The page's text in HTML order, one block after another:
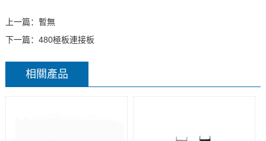
上一篇：暫無
下一篇：480極板連接板
相關產品